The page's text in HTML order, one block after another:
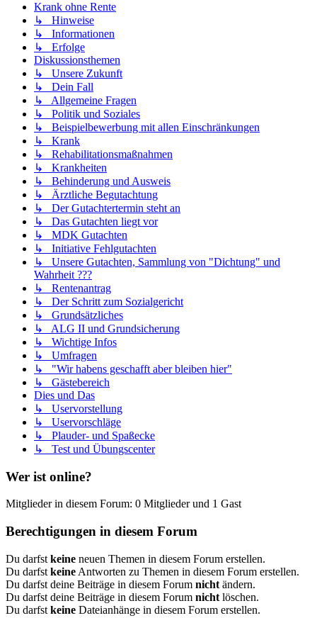
Krank ohne Rente
↳ Hinweise
↳ Informationen
↳ Erfolge
Diskussionsthemen
↳ Unsere Zukunft
↳ Dein Fall
↳ Allgemeine Fragen
↳ Politik und Soziales
↳ Beispielbewerbung mit allen Einschränkungen
↳ Krank
↳ Rehabilitationsmaßnahmen
↳ Krankheiten
↳ Behinderung und Ausweis
↳ Ärztliche Begutachtung
↳ Der Gutachtertermin steht an
↳ Das Gutachten liegt vor
↳ MDK Gutachten
↳ Initiative Fehlgutachten
↳ Unsere Gutachten, Sammlung von "Dichtung" und
Wahrheit ???
↳ Rentenantrag
↳ Der Schritt zum Sozialgericht
↳ Grundsätzliches
↳ ALG II und Grundsicherung
↳ Wichtige Infos
↳ Umfragen
↳ "Wir habens geschafft aber bleiben hier"
↳ Gästebereich
Dies und Das
↳ Uservorstellung
↳ Uservorschläge
↳ Plauder- und Spaßecke
↳ Test und Übungscenter
Wer ist online?
Mitglieder in diesem Forum: 0 Mitglieder und 1 Gast
Berechtigungen in diesem Forum
Du darfst keine neuen Themen in diesem Forum erstellen.
Du darfst keine Antworten zu Themen in diesem Forum erstellen.
Du darfst deine Beiträge in diesem Forum nicht ändern.
Du darfst deine Beiträge in diesem Forum nicht löschen.
Du darfst keine Dateianhänge in diesem Forum erstellen.